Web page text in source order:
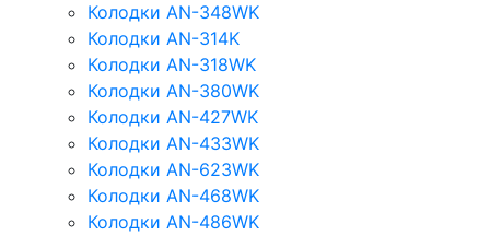
Колодки AN-348WK
Колодки AN-314K
Колодки AN-318WK
Колодки AN-380WK
Колодки AN-427WK
Колодки AN-433WK
Колодки AN-623WK
Колодки AN-468WK
Колодки AN-486WK